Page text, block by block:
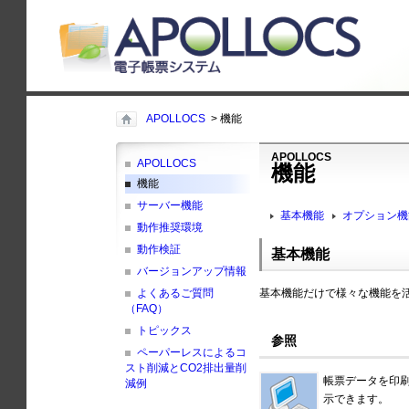
APOLLOCS > 機能
APOLLOCS
機能
基本機能 オプション
基本機能
基本機能だけで様々な機能を
参照
帳票データを印
示できます。
APOLLOCS
機能
サーバー機能
動作推奨環境
動作検証
バージョンアップ情報
よくあるご質問
（FAQ）
トピックス
ペーパーレスによるコ
スト削減とCO2排出量削
減例